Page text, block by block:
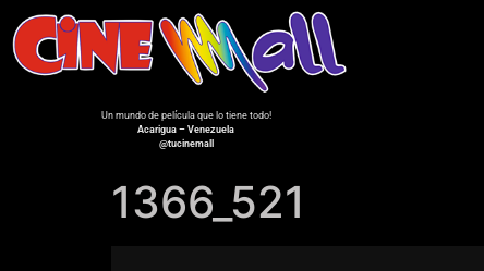
Un mundo de película que lo tiene todo!
Acarigua – Venezuela
@tucinemall
1366_521